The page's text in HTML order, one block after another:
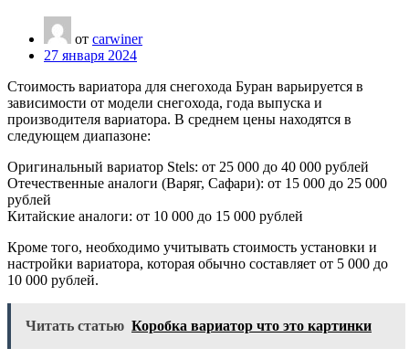
от carwiner
27 января 2024
Стоимость вариатора для снегохода Буран варьируется в
зависимости от модели снегохода, года выпуска и
производителя вариатора. В среднем цены находятся в
следующем диапазоне:
Оригинальный вариатор Stels: от 25 000 до 40 000 рублей
Отечественные аналоги (Варяг, Сафари): от 15 000 до 25 000
рублей
Китайские аналоги: от 10 000 до 15 000 рублей
Кроме того, необходимо учитывать стоимость установки и
настройки вариатора, которая обычно составляет от 5 000 до
10 000 рублей.
Читать статью Коробка вариатор что это картинки